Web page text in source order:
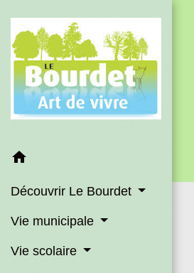
home
Découvrir Le Bourdet
Vie municipale
Vie scolaire